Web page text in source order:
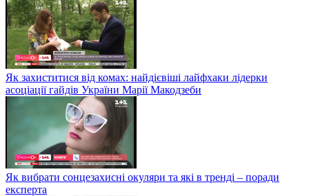
Як захиститися від комах: найдієвіші лайфхаки лідерки
асоціації гайдів України Марії Макодзеби
Як вибрати сонцезахисні окуляри та які в тренді – поради
експерта